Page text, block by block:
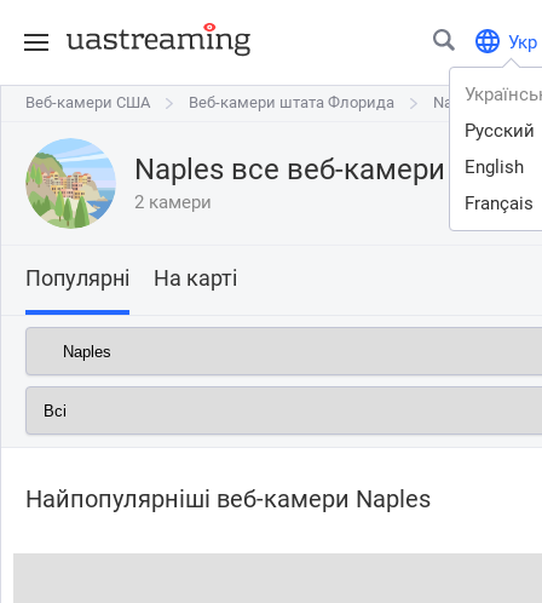
Укр
Русский
English
Français
Веб-камери США Веб-камери штата Флорида Naples
Веб-камери США Веб-камери штата Флорида Naples
Naples все веб-камери
2 камери
Популярні На карті
Найпопулярніші веб-камери Naples